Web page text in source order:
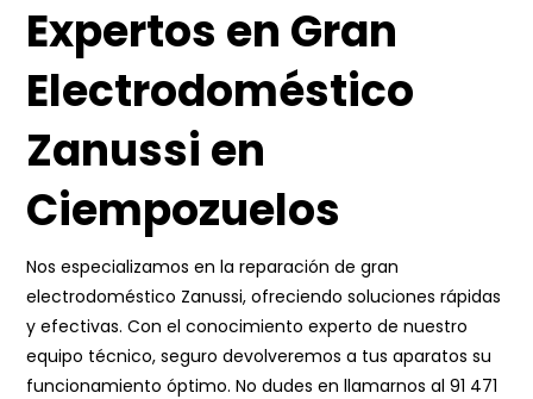
Expertos en Gran
Electrodoméstico
Zanussi en
Ciempozuelos
Nos especializamos en la reparación de gran
electrodoméstico Zanussi, ofreciendo soluciones rápidas
y efectivas. Con el conocimiento experto de nuestro
equipo técnico, seguro devolveremos a tus aparatos su
funcionamiento óptimo. No dudes en llamarnos al91 471